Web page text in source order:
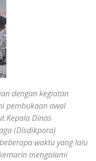
kegiatan
pembukaan awal
Kepala Dinas
(Disdikpora)
waktu yang lalu
mengalami